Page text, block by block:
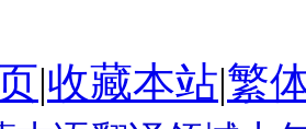
|收藏本站|繁